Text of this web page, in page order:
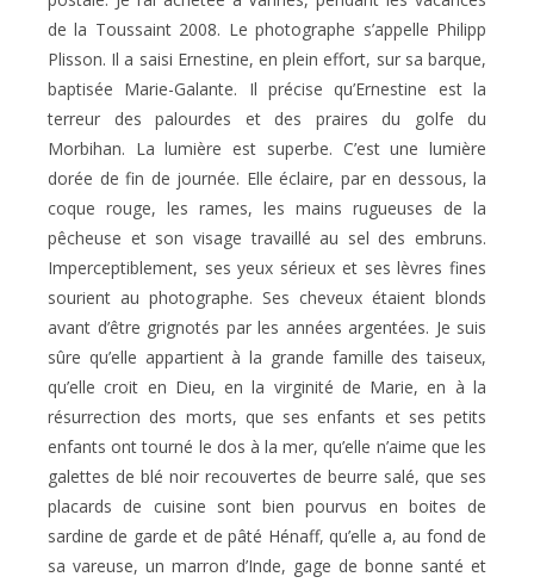
de la Toussaint 2008. Le photographe s’appelle Philipp
Plisson. Il a saisi Ernestine, en plein effort, sur sa barque,
baptisée Marie-Galante. Il précise qu’Ernestine est la
terreur des palourdes et des praires du golfe du
Morbihan. La lumière est superbe. C’est une lumière
dorée de fin de journée. Elle éclaire, par en dessous, la
coque rouge, les rames, les mains rugueuses de la
pêcheuse et son visage travaillé au sel des embruns.
Imperceptiblement, ses yeux sérieux et ses lèvres fines
sourient au photographe. Ses cheveux étaient blonds
avant d’être grignotés par les années argentées. Je suis
sûre qu’elle appartient à la grande famille des taiseux,
qu’elle croit en Dieu, en la virginité de Marie, en à la
résurrection des morts, que ses enfants et ses petits
enfants ont tourné le dos à la mer, qu’elle n’aime que les
galettes de blé noir recouvertes de beurre salé, que ses
placards de cuisine sont bien pourvus en boites de
sardine de garde et de pâté Hénaff, qu’elle a, au fond de
sa vareuse, un marron d’Inde, gage de bonne santé et